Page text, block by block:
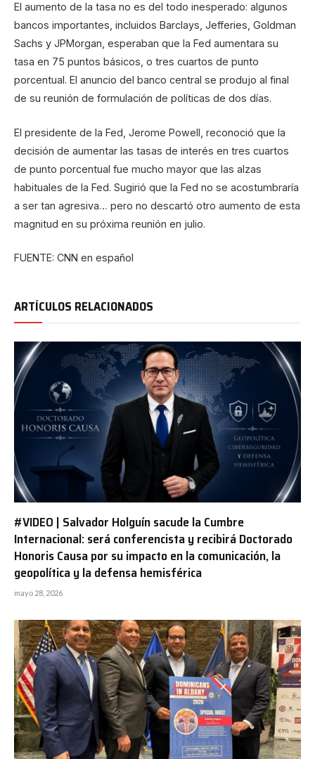
El aumento de la tasa no es del todo inesperado: algunos
bancos importantes, incluidos Barclays, Jefferies, Goldman
Sachs y JPMorgan, esperaban que la Fed aumentara su
tasa en 75 puntos básicos, o tres cuartos de punto
porcentual. El anuncio del banco central se produjo al final
de su reunión de formulación de políticas de dos días.
El presidente de la Fed, Jerome Powell, reconoció que la
decisión de aumentar las tasas de interés en tres cuartos
de punto porcentual fue mucho mayor que las alzas
habituales de la Fed. Sugirió que la Fed no se acostumbraría
a ser tan agresiva… pero no descartó otro aumento de esta
magnitud en su próxima reunión en julio.
FUENTE: CNN en español
ARTÍCULOS RELACIONADOS
#VIDEO | Salvador Holguín sacude la Cumbre
Internacional: será conferencista y recibirá Doctorado
Honoris Causa por su impacto en la comunicación, la
geopolítica y la defensa hemisférica
mayo 28, 2026